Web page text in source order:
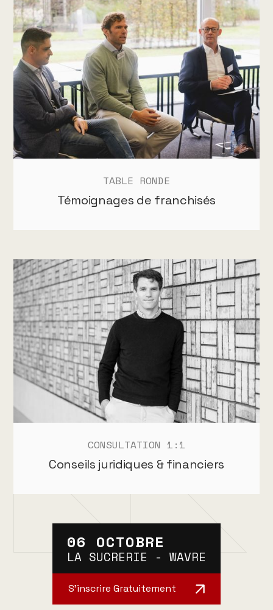
TABLE RONDE
Témoignages de franchisés
CONSULTATION 1:1
Conseils juridiques & financiers
06 OCTOBRE
LA SUCRERIE - WAVRE
S’inscrire Gratuitement